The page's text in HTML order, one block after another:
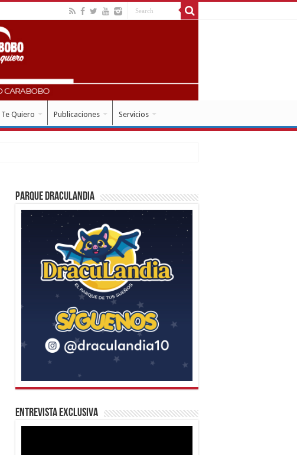
Quiero Publicaciones Servicios
Parque Draculandia
Entrevista Exclusiva